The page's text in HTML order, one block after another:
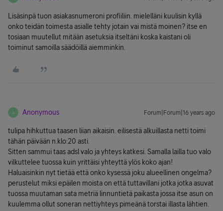
Lisäsinpä tuon asiakasnumeroni profiiliin. mielelläni kuulisin kyllä
onko teidän toimesta asialle tehty jotain vai mistä moinen? itse en
tosiaan muutellut mitään asetuksia itseltäni koska kaistani oli
toiminut samoilla säädöillä aiemminkin.
A Anonymous Forum|Forum|16 years ago
tulipa hihkuttua taasen liian aikaisin. eilisestä alkuillasta netti toimi
tähän päivään n.klo:20 asti.
Sitten sammui taas adsl valo ja yhteys katkesi. Samalla lailla tuo valo
vilkuttelee tuossa kuin yrittäisi yhteyttä ylös koko ajan!
Haluaisinkin nyt tietää että onko kysessä joku alueellinen ongelma?
perustelut miksi epäilen moista on että tuttavillani jotka jotka asuvat
tuossa muutaman sata metriä linnuntietä paikasta jossa itse asun on
kuulemma ollut soneran nettiyhteys pimeänä torstai illasta lähtien.